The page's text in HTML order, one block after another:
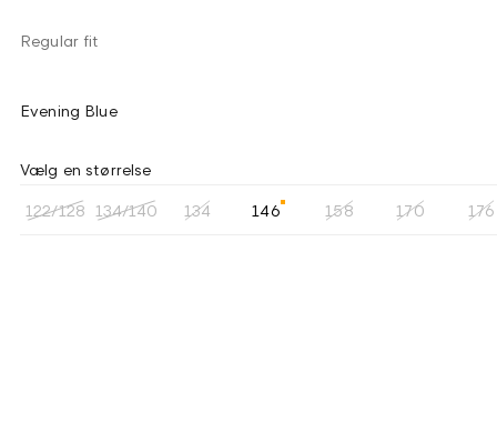
Regular fit
Evening Blue
Vælg en størrelse
122/128 134/140 134 146 158 170 176